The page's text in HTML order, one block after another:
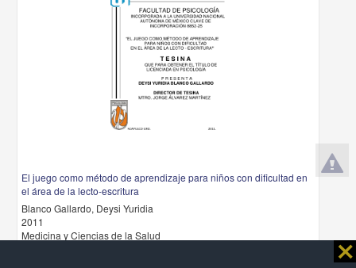
⨯
El juego como método de aprendizaje para niños con dificultad en
el área de la lecto-escritura
Blanco Gallardo, Deysi Yuridia
2011
Medicina y Ciencias de la Salud